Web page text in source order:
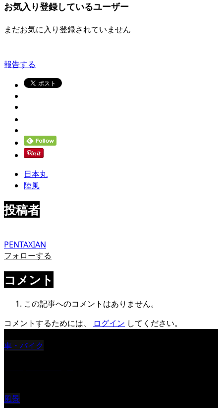
お気入り登録しているユーザー
まだお気に入り登録されていません
報告する
日本丸
陸風
投稿者
PENTAXIAN
フォローする
コメント
この記事へのコメントはありません。
コメントするためには、
ログイン してください。
車・バイク
風景